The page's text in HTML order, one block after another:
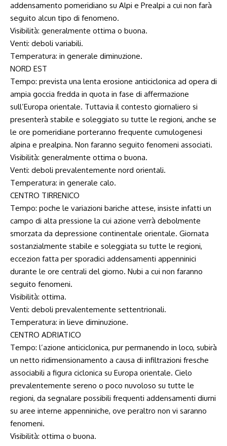
addensamento pomeridiano su Alpi e Prealpi a cui non farà
seguito alcun tipo di fenomeno.
Visibilità: generalmente ottima o buona.
Venti: deboli variabili.
Temperatura: in generale diminuzione.
NORD EST
Tempo: prevista una lenta erosione anticiclonica ad opera di
ampia goccia fredda in quota in fase di affermazione
sull’Europa orientale. Tuttavia il contesto giornaliero si
presenterà stabile e soleggiato su tutte le regioni, anche se
le ore pomeridiane porteranno frequente cumulogenesi
alpina e prealpina. Non faranno seguito fenomeni associati.
Visibilità: generalmente ottima o buona.
Venti: deboli prevalentemente nord orientali.
Temperatura: in generale calo.
CENTRO TIRRENICO
Tempo: poche le variazioni bariche attese, insiste infatti un
campo di alta pressione la cui azione verrà debolmente
smorzata da depressione continentale orientale. Giornata
sostanzialmente stabile e soleggiata su tutte le regioni,
eccezion fatta per sporadici addensamenti appenninici
durante le ore centrali del giorno. Nubi a cui non faranno
seguito fenomeni.
Visibilità: ottima.
Venti: deboli prevalentemente settentrionali.
Temperatura: in lieve diminuzione.
CENTRO ADRIATICO
Tempo: l’azione anticiclonica, pur permanendo in loco, subirà
un netto ridimensionamento a causa di infiltrazioni fresche
associabili a figura ciclonica su Europa orientale. Cielo
prevalentemente sereno o poco nuvoloso su tutte le
regioni, da segnalare possibili frequenti addensamenti diurni
su aree interne appenniniche, ove peraltro non vi saranno
fenomeni.
Visibilità: ottima o buona.